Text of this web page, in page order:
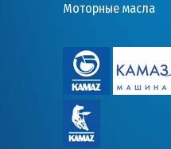
Моторные масла